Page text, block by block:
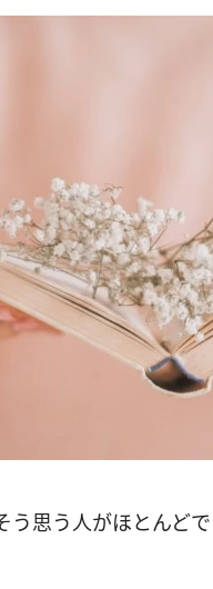
思う人がほとんどで